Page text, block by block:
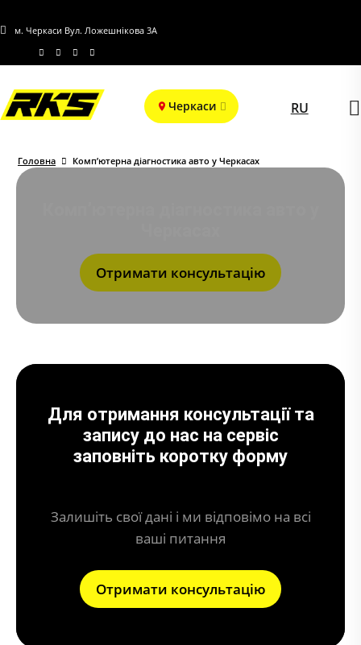
м. Черкаси Вул. Ложешнікова 3А
Черкаси RU
Головна Комп’ютерна діагностика авто у Черкасах
Отримати консультацію
Для отримання консультації та
запису до нас на сервіс
заповніть коротку форму
Залишіть свої дані і ми відповімо на всі
ваші питання
Отримати консультацію